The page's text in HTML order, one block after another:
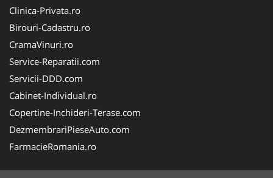
Clinica-Privata.ro
Birouri-Cadastru.ro
CramaVinuri.ro
Service-Reparatii.com
Servicii-DDD.com
Cabinet-Individual.ro
Copertine-Inchideri-Terase.com
DezmembrariPieseAuto.com
FarmacieRomania.ro